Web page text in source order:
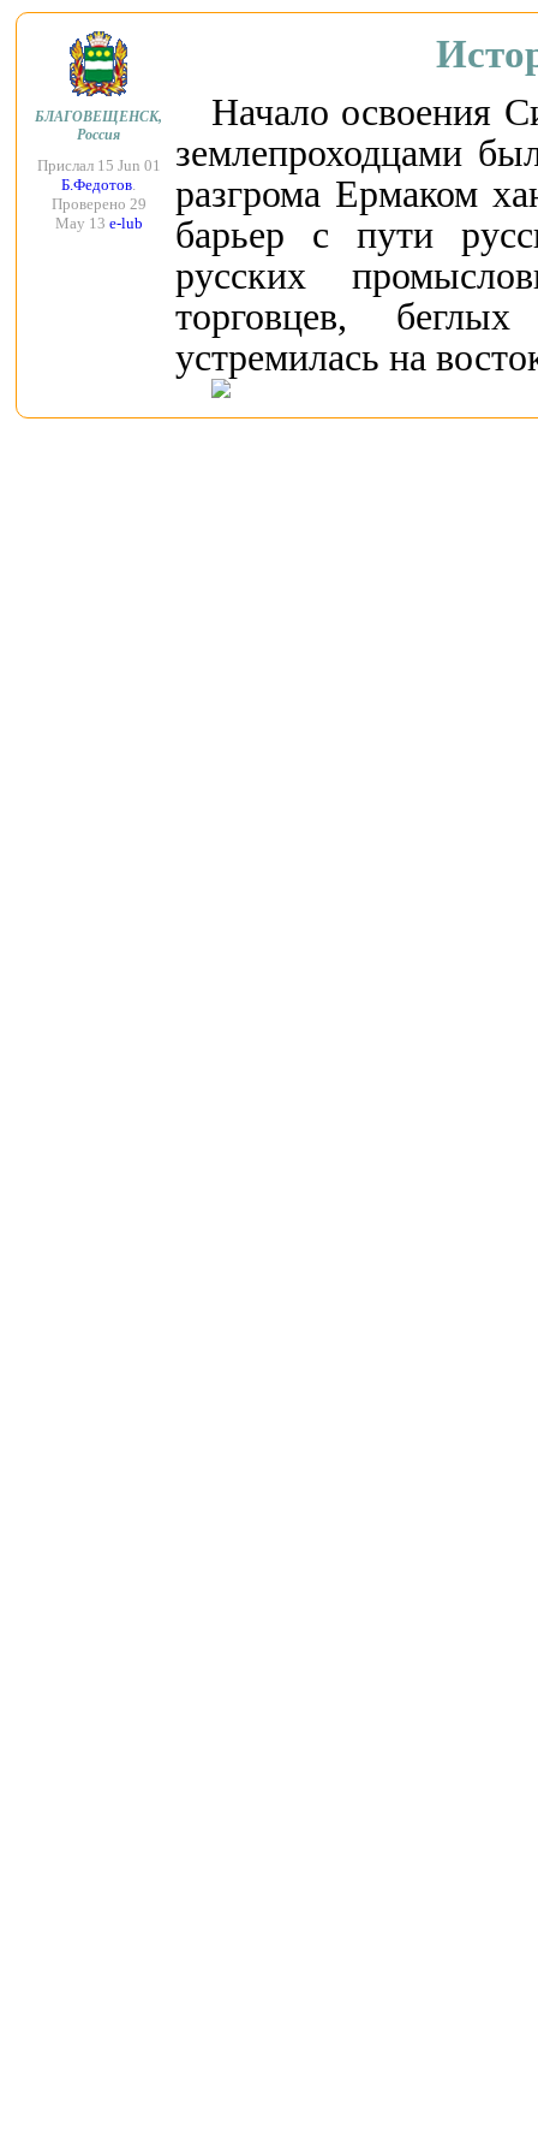
БЛАГОВЕЩЕНСК,
Россия
Прислал 15 Jun 01
Б.Федотов
Проверено 29
May 13 e-lub
Начало освоения
землепроходцами
разгрома Ермаком
барьер с пути
русских
торговцев,
устремилась на